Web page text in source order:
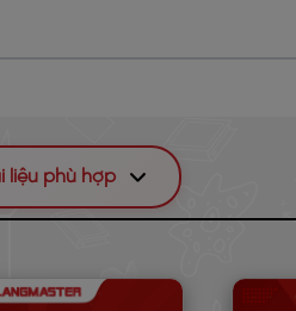
liệu phù hợp